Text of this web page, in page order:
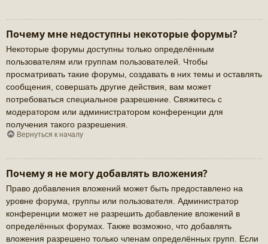
Почему мне недоступны некоторые форумы?
Некоторые форумы доступны только определённым
пользователям или группам пользователей. Чтобы
просматривать такие форумы, создавать в них темы и оставлять
сообщения, совершать другие действия, вам может
потребоваться специальное разрешение. Свяжитесь с
модератором или администратором конференции для
получения такого разрешения.
Вернуться к началу
Почему я не могу добавлять вложения?
Право добавления вложений может быть предоставлено на
уровне форума, группы или пользователя. Администратор
конференции может не разрешить добавление вложений в
определённых форумах. Также возможно, что добавлять
вложения разрешено только членам определённых групп. Если